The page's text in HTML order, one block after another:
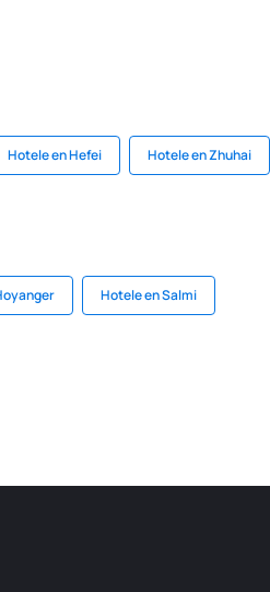
Hotele en Hefei Hotele en Zhuhai
Hotele en Salmi